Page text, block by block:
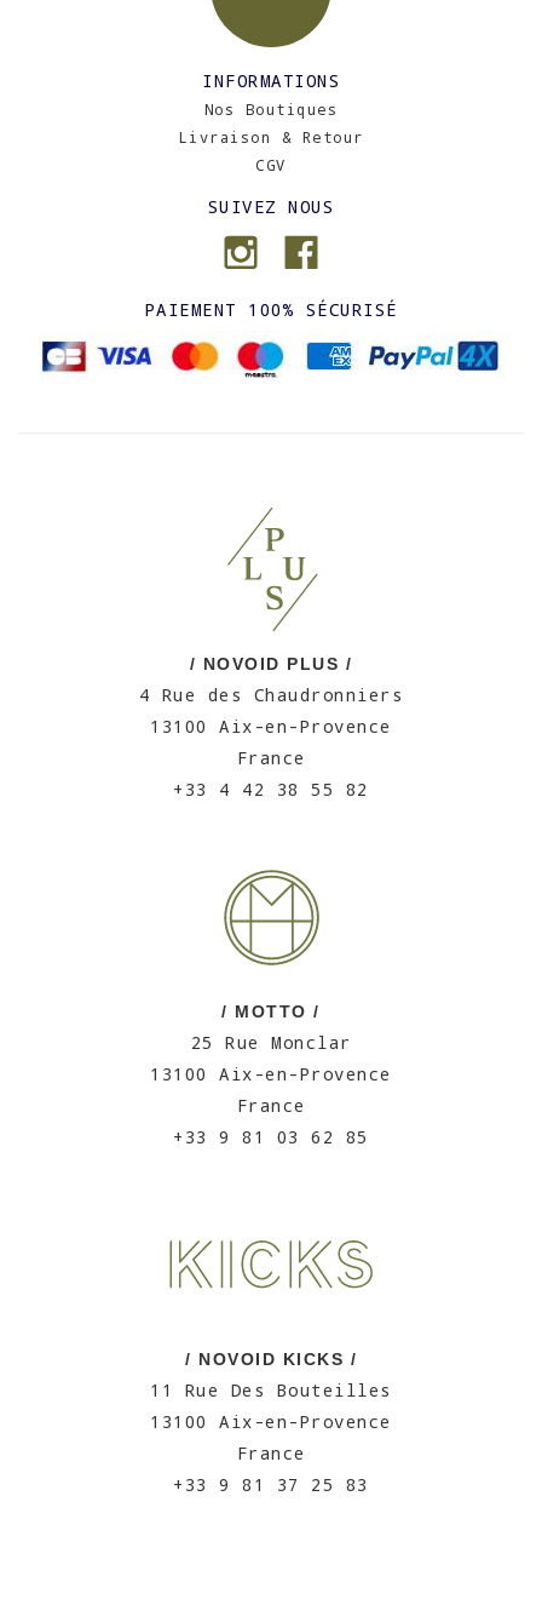
INFORMATIONS
Nos Boutiques
Livraison & Retour
CGV
SUIVEZ NOUS
PAIEMENT 100% SÉCURISÉ
/ NOVOID PLUS /
4 Rue des Chaudronniers
13100 Aix-en-Provence
France
+33 4 42 38 55 82
/ MOTTO /
25 Rue Monclar
13100 Aix-en-Provence
France
+33 9 81 03 62 85
/ NOVOID KICKS /
11 Rue Des Bouteilles
13100 Aix-en-Provence
France
+33 9 81 37 25 83